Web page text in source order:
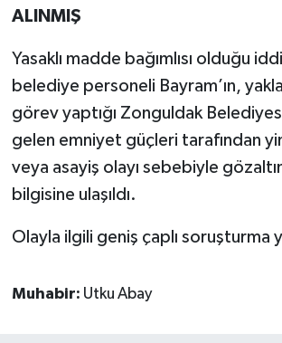
ALINMIŞ
Yasaklı madde bağımlısı olduğu
belediye personeli Bayram’ın,
görev yaptığı Zonguldak
gelen emniyet güçleri tarafından
veya asayiş olayı sebebiyle
bilgisine ulaşıldı.
Olayla ilgili geniş çaplı soruşturma
Muhabir: Utku Abay